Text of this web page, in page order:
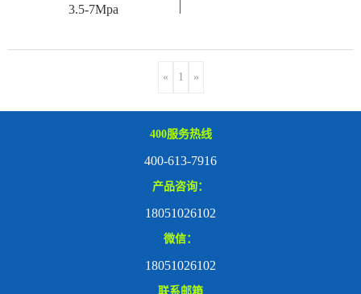
3.5-7Mpa
« 1 »
400服务热线
400-613-7916
产品咨询：
18051026102
微信：
18051026102
联系邮箱